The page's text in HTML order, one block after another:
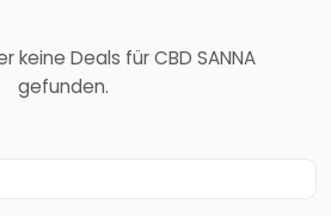
keine Deals für CBD SANNA
gefunden.